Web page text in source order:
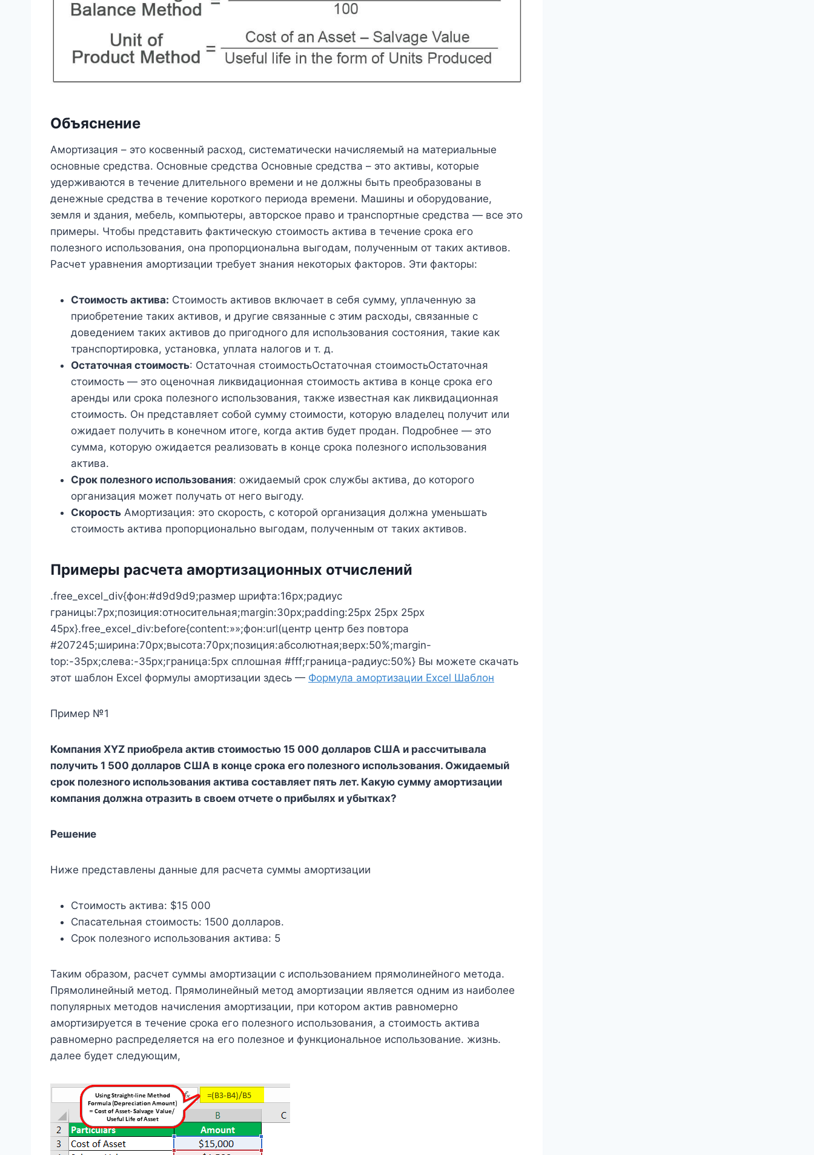
Объяснение
Амортизация – это косвенный расход, систематически начисляемый на материальные
основные средства. Основные средства Основные средства – это активы, которые
удерживаются в течение длительного времени и не должны быть преобразованы в
денежные средства в течение короткого периода времени. Машины и оборудование,
земля и здания, мебель, компьютеры, авторское право и транспортные средства — все это
примеры. Чтобы представить фактическую стоимость актива в течение срока его
полезного использования, она пропорциональна выгодам, полученным от таких активов.
Расчет уравнения амортизации требует знания некоторых факторов. Эти факторы:
Стоимость актива: Стоимость активов включает в себя сумму, уплаченную за
приобретение таких активов, и другие связанные с этим расходы, связанные с
доведением таких активов до пригодного для использования состояния, такие как
транспортировка, установка, уплата налогов и т. д.
Остаточная стоимость: Остаточная стоимостьОстаточная стоимостьОстаточная
стоимость — это оценочная ликвидационная стоимость актива в конце срока его
аренды или срока полезного использования, также известная как ликвидационная
стоимость. Он представляет собой сумму стоимости, которую владелец получит или
ожидает получить в конечном итоге, когда актив будет продан. Подробнее — это
сумма, которую ожидается реализовать в конце срока полезного использования
актива.
Срок полезного использования: ожидаемый срок службы актива, до которого
организация может получать от него выгоду.
Скорость Амортизация: это скорость, с которой организация должна уменьшать
стоимость актива пропорционально выгодам, полученным от таких активов.
Примеры расчета амортизационных отчислений
.free_excel_div{фон:#d9d9d9;размер шрифта:16px;радиус
границы:7px;позиция:относительная;margin:30px;padding:25px 25px 25px
45px}.free_excel_div:before{content:»»;фон:url(центр центр без повтора
#207245;ширина:70px;высота:70px;позиция:абсолютная;верх:50%;margin-
top:-35px;слева:-35px;граница:5px сплошная #fff;граница-радиус:50%} Вы можете скачать
этот шаблон Excel формулы амортизации здесь — Формула амортизации Excel Шаблон
Пример №1
Компания XYZ приобрела актив стоимостью 15 000 долларов США и рассчитывала
получить 1 500 долларов США в конце срока его полезного использования. Ожидаемый
срок полезного использования актива составляет пять лет. Какую сумму амортизации
компания должна отразить в своем отчете о прибылях и убытках?
Решение
Ниже представлены данные для расчета суммы амортизации
Стоимость актива: $15 000
Спасательная стоимость: 1500 долларов.
Срок полезного использования актива: 5
Таким образом, расчет суммы амортизации с использованием прямолинейного метода.
Прямолинейный метод. Прямолинейный метод амортизации является одним из наиболее
популярных методов начисления амортизации, при котором актив равномерно
амортизируется в течение срока его полезного использования, а стоимость актива
равномерно распределяется на его полезное и функциональное использование. жизнь.
далее будет следующим,